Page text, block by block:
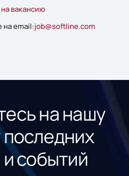
вакансию
на email:job@softline.com
на нашу
событий